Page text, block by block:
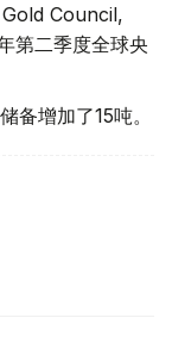
Gold Council,
第二季度全球央
备增加了15吨。